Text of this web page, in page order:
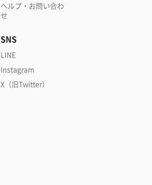
ヘルプ・お問い合わ
せ
SNS
LINE
Instagram
X（旧Twitter）